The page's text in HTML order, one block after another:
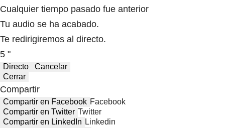
Cualquier tiempo pasado fue anterior
Tu audio se ha acabado.
Te redirigiremos al directo.
5 "
Directo
Cancelar
Cerrar
Compartir
Compartir en Facebook Facebook
Compartir en Twitter Twitter
Compartir en LinkedIn Linkedin